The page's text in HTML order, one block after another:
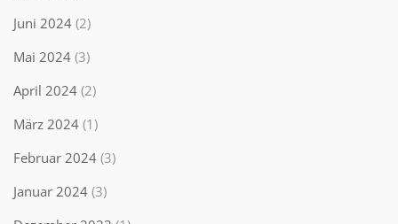
Juni 2024 (2)
Mai 2024 (3)
April 2024 (2)
März 2024 (1)
Februar 2024 (3)
Januar 2024 (3)